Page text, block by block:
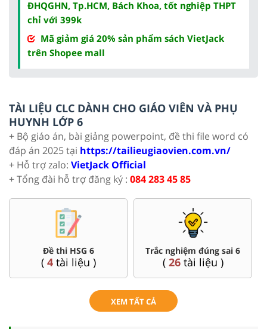
ĐHQGHN, Tp.HCM, Bách Khoa, tốt nghiệp THPT
chỉ với 399k
Mã giảm giá 20% sản phẩm sách VietJack
trên Shopee mall
TÀI LIỆU CLC DÀNH CHO GIÁO VIÊN VÀ PHỤ
HUYNH LỚP 6
+ Bộ giáo án, bài giảng powerpoint, đề thi file word có
đáp án 2025 tại https://tailieugiaovien.com.vn/
+ Hỗ trợ zalo: VietJack Official
+ Tổng đài hỗ trợ đăng ký : 084 283 45 85
Đề thi HSG 6
( 4tài liệu )
Trắc nghiệm đúng sai 6
( 26tài liệu )
XEM TẤT CẢ